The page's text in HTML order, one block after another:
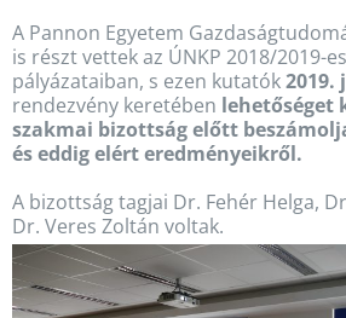
A Pannon Egyetem
is részt vettek az ÚNKP 2018/2019-
pályázataiban, s ezen kutatók2019.
rendezvény keretében lehetőséget
szakmai bizottság előtt
és eddig elért eredményeikről.
A bizottság tagjai Dr. Fehér Helga,
Dr. Veres Zoltán voltak.